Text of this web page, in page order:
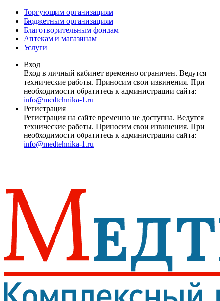
Торгующим организациям
Бюджетным организациям
Благотворительным фондам
Аптекам и магазинам
Услуги
Вход
Вход в личный кабинет временно ограничен. Ведутся
технические работы. Приносим свои извинения. При
необходимости обратитесь к администрации сайта:
info@medtehnika-1.ru
Регистрация
Регистрация на сайте временно не доступна. Ведутся
технические работы. Приносим свои извинения. При
необходимости обратитесь к администрации сайта:
info@medtehnika-1.ru